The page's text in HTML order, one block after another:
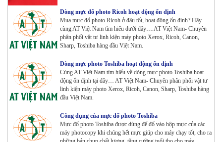
Máy Photocopy màu Toshiba E-Studio 4515AC Renew
Tham Khảo
Máy Photocopy màu Toshiba E-Studio 5015AC Renew
Tham Khảo
Máy Photocopy KONICA MINOLTA Bizhub 367 Renew
Tham Khảo
Dòng mực đổ photo Ricoh hoạt động ổn định
Mua mực đổ photo Ricoh ở đâu tốt, hoạt động ổn định? Hãy
cùng AT Việt Nam tìm hiểu dưới đây….AT Việt Nam- Chuyên
phân phối vật tư linh kiện máy photo Xerox, Ricoh, Canon,
Sharp, Toshiba hàng đầu Việt Nam.
Dòng mực photo Toshiba hoạt động ổn định
Cùng AT Việt Nam tìm hiểu về dòng mực photo Toshiba hoạt
động ổn định tại đây… AT Việt Nam- Chuyên phân phối vật tư
linh kiện máy photo Xerox, Ricoh, Canon, Sharp, Toshiba hàng
đầu Việt Nam.
Công dụng của mực đổ photo Toshiba
Mực đổ photo Toshiba được dùng để đổ vào hộp mực của các
máy photocopy khi chúng hết mực giúp cho máy chạy tốt, cho ra